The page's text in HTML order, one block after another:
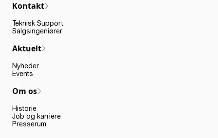
Kontakt
Teknisk Support
Salgsingeniører
Aktuelt
Nyheder
Events
Om os
Historie
Job og karriere
Presserum